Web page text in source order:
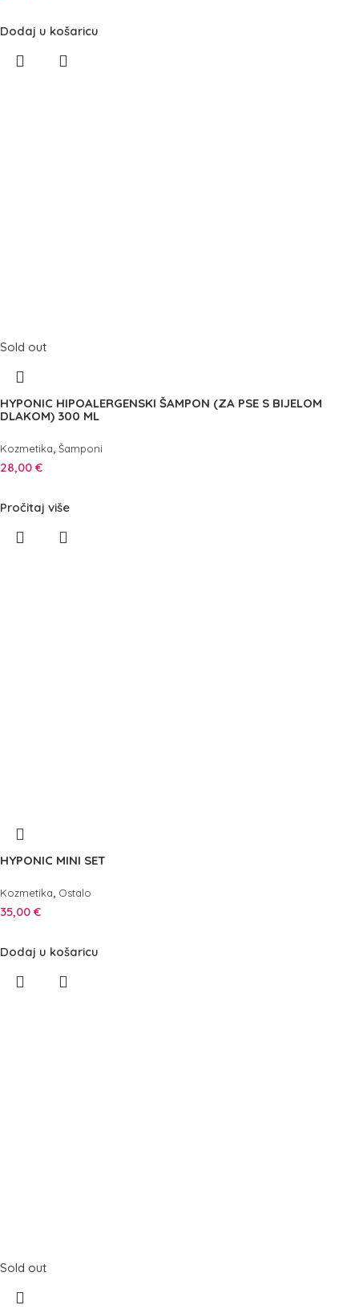
Dodaj u košaricu
Sold out
HYPONIC HIPOALERGENSKI ŠAMPON (ZA PSE S BIJELOM
DLAKOM) 300 ML
Kozmetika, Šamponi
28,00 €
Pročitaj više
HYPONIC MINI SET
Kozmetika, Ostalo
35,00 €
Dodaj u košaricu
Sold out